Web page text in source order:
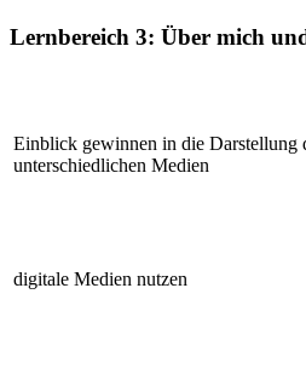
Lernbereich 3: Über mich
Einblick gewinnen in die Darstellung
unterschiedlichen Medien
digitale Medien nutzen